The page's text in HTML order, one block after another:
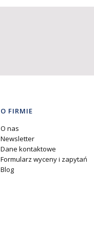
O FIRMIE
O nas
Newsletter
Dane kontaktowe
Formularz wyceny i zapytań
Blog